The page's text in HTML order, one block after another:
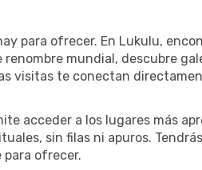
para ofrecer. En Lukulu,
mundial, descubre
visitas te conectan
acceder a los lugares más
sin filas ni apuros.
ofrecer.